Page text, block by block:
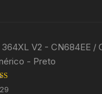
364XL V2 - CN684EE /
- Preto